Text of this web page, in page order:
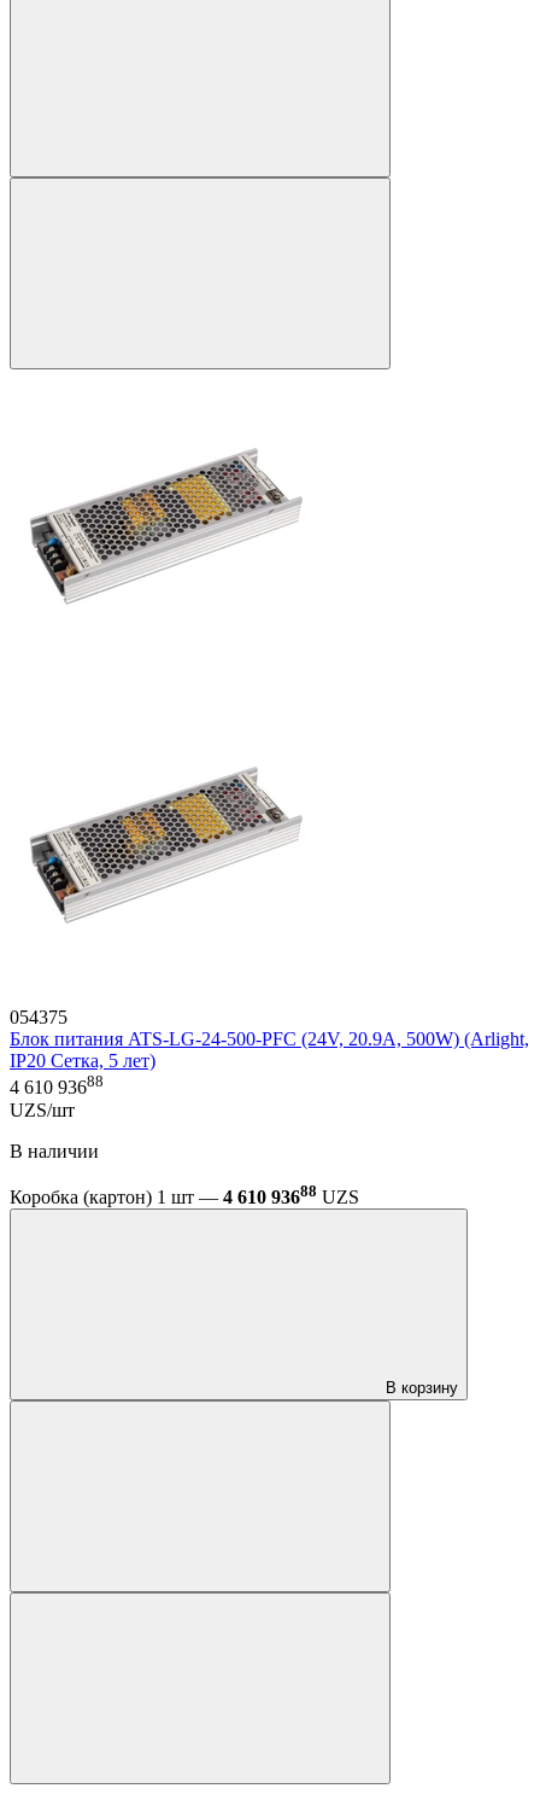
054375
Блок питания ATS-LG-24-500-PFC (24V, 20.9A, 500W) (Arlight,
IP20 Сетка, 5 лет)
4 610 93688
UZS/шт
В наличии
Коробка (картон) 1 шт — 4 610 93688 UZS
В корзину